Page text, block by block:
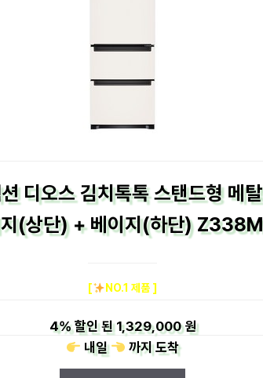
디오스 김치톡톡 스탠드형 메
지(상단) + 베이지(하단)
[ NO.1 제품 ]
4%할인 된1,329,000 원
내일
까지도착